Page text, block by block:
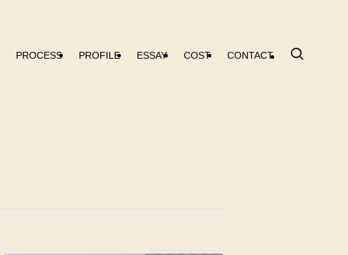
PROCESS PROFILE ESSAY COST CONTACT